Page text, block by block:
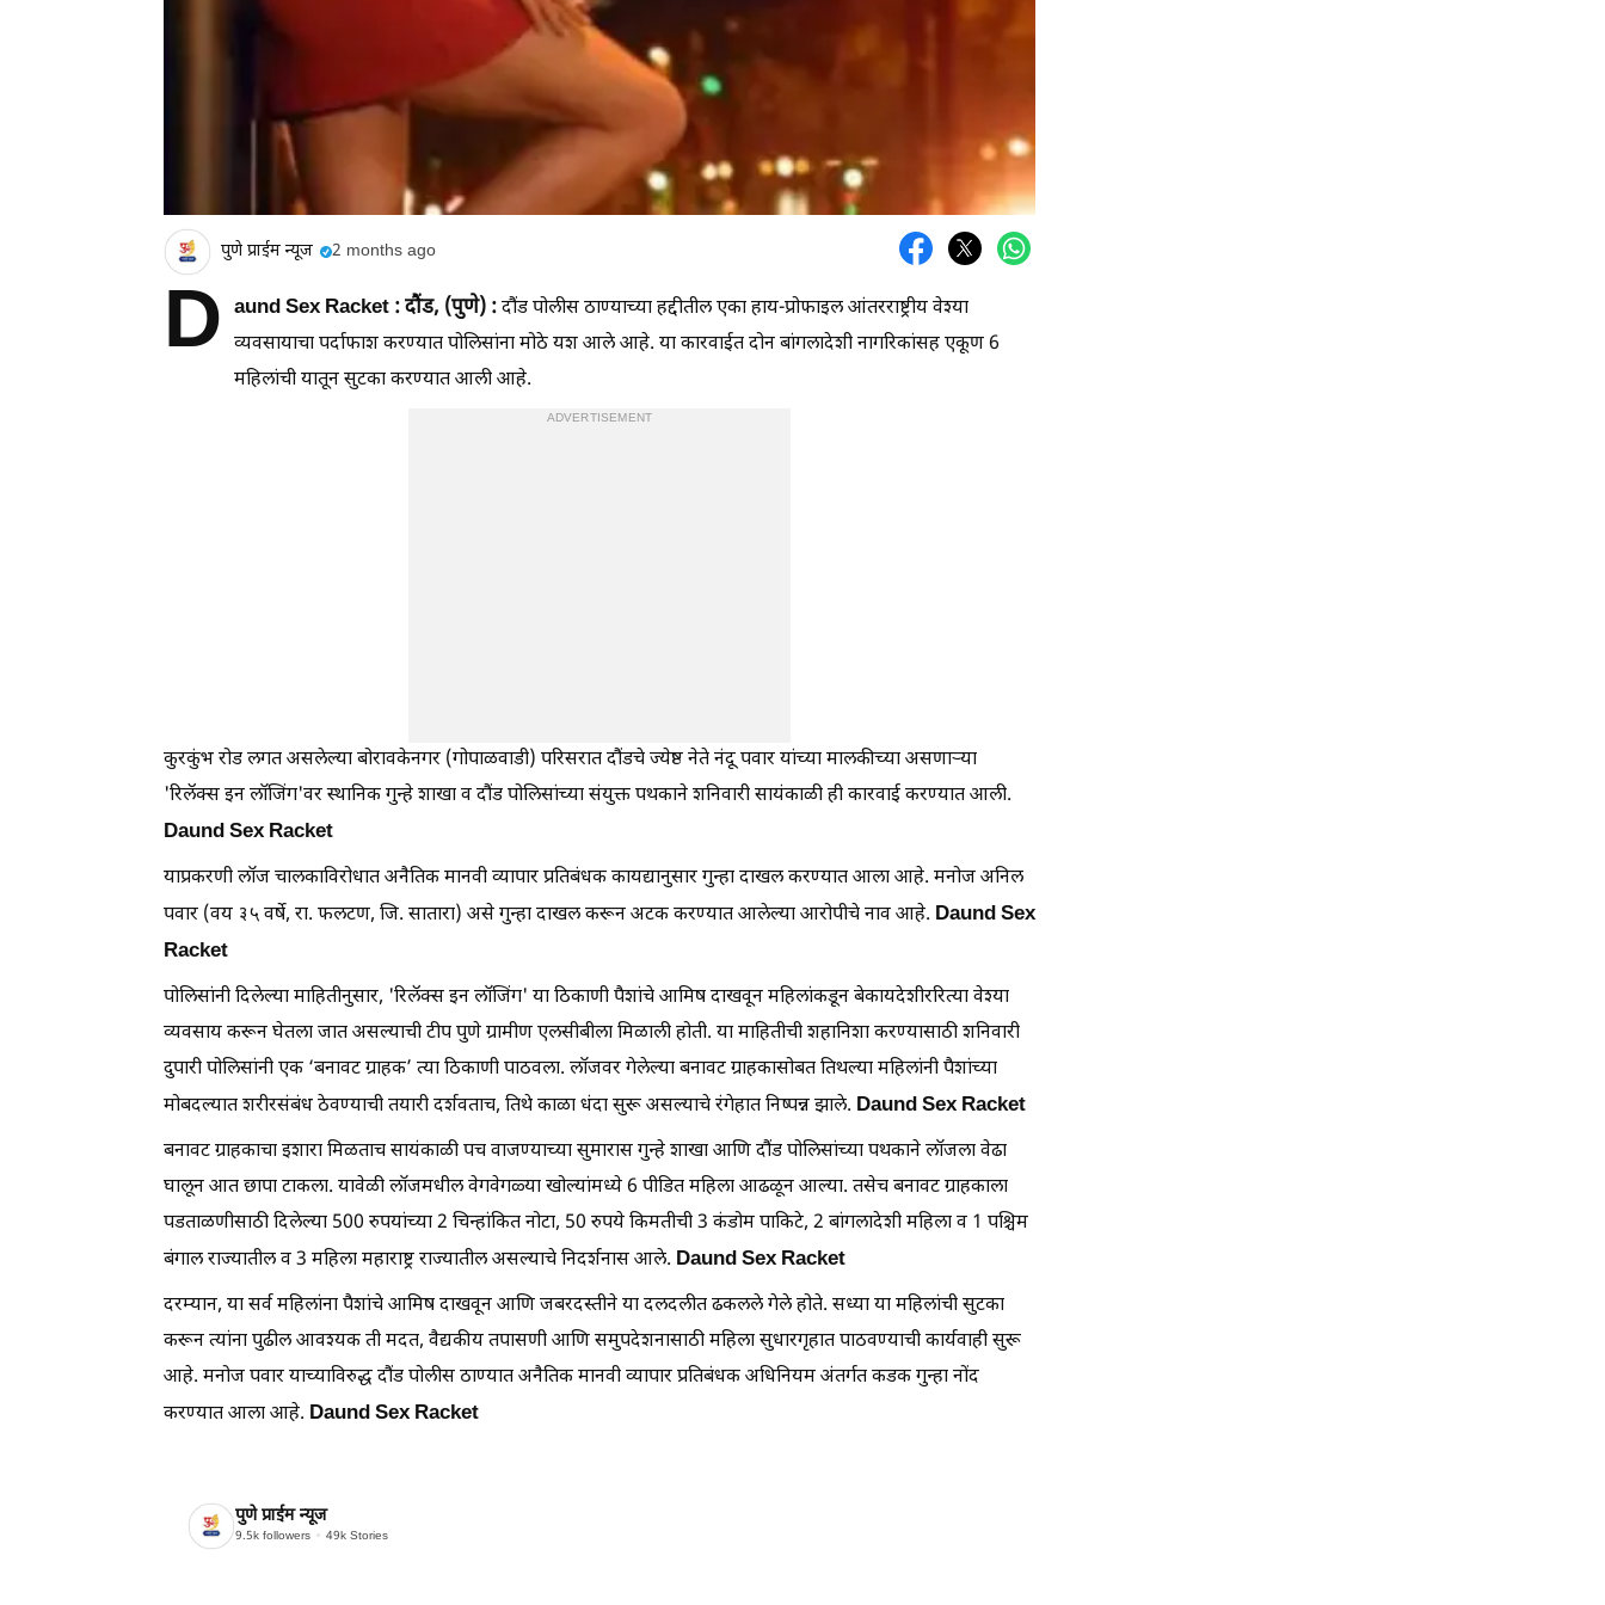
पुणे प्राईम न्यूज 2 months ago
D aund Sex Racket : दौंड, (पुणे) :दौंड पोलीस ठाण्याच्या हद्दीतील एका हाय-प्रोफाइल आंतरराष्ट्रीय वेश्या
व्यवसायाचा पर्दाफाश करण्यात पोलिसांना मोठे यश आले आहे. या कारवाईत दोन बांगलादेशी नागरिकांसह एकूण 6
महिलांची यातून सुटका करण्यात आली आहे.
ADVERTISEMENT
कुरकुंभ रोड लगत असलेल्या बोरावकेनगर (गोपाळवाडी) परिसरात दौंडचे ज्येष्ठ नेते नंदू पवार यांच्या मालकीच्या असणाऱ्या
'रिलॅक्स इन लॉजिंग'वर स्थानिक गुन्हे शाखा व दौंड पोलिसांच्या संयुक्त पथकाने शनिवारी सायंकाळी ही कारवाई करण्यात आली.
Daund Sex Racket
याप्रकरणी लॉज चालकाविरोधात अनैतिक मानवी व्यापार प्रतिबंधक कायद्यानुसार गुन्हा दाखल करण्यात आला आहे. मनोज अनिल
पवार (वय ३५ वर्षे, रा. फलटण, जि. सातारा) असे गुन्हा दाखल करून अटक करण्यात आलेल्या आरोपीचे नाव आहे. Daund Sex
Racket
पोलिसांनी दिलेल्या माहितीनुसार, 'रिलॅक्स इन लॉजिंग' या ठिकाणी पैशांचे आमिष दाखवून महिलांकडून बेकायदेशीररित्या वेश्या
व्यवसाय करून घेतला जात असल्याची टीप पुणे ग्रामीण एलसीबीला मिळाली होती. या माहितीची शहानिशा करण्यासाठी शनिवारी
दुपारी पोलिसांनी एक ‘बनावट ग्राहक’ त्या ठिकाणी पाठवला. लॉजवर गेलेल्या बनावट ग्राहकासोबत तिथल्या महिलांनी पैशांच्या
मोबदल्यात शरीरसंबंध ठेवण्याची तयारी दर्शवताच, तिथे काळा धंदा सुरू असल्याचे रंगेहात निष्पन्न झाले. Daund Sex Racket
बनावट ग्राहकाचा इशारा मिळताच सायंकाळी पच वाजण्याच्या सुमारास गुन्हे शाखा आणि दौंड पोलिसांच्या पथकाने लॉजला वेढा
घालून आत छापा टाकला. यावेळी लॉजमधील वेगवेगळ्या खोल्यांमध्ये 6 पीडित महिला आढळून आल्या. तसेच बनावट ग्राहकाला
पडताळणीसाठी दिलेल्या 500 रुपयांच्या 2 चिन्हांकित नोटा, 50 रुपये किमतीची 3 कंडोम पाकिटे, 2 बांगलादेशी महिला व 1 पश्चिम
बंगाल राज्यातील व 3 महिला महाराष्ट्र राज्यातील असल्याचे निदर्शनास आले. Daund Sex Racket
दरम्यान, या सर्व महिलांना पैशांचे आमिष दाखवून आणि जबरदस्तीने या दलदलीत ढकलले गेले होते. सध्या या महिलांची सुटका
करून त्यांना पुढील आवश्यक ती मदत, वैद्यकीय तपासणी आणि समुपदेशनासाठी महिला सुधारगृहात पाठवण्याची कार्यवाही सुरू
आहे. मनोज पवार याच्याविरुद्ध दौंड पोलीस ठाण्यात अनैतिक मानवी व्यापार प्रतिबंधक अधिनियम अंतर्गत कडक गुन्हा नोंद
करण्यात आला आहे. Daund Sex Racket
पुणे प्राईम न्यूज
9.5k followers 49k Stories